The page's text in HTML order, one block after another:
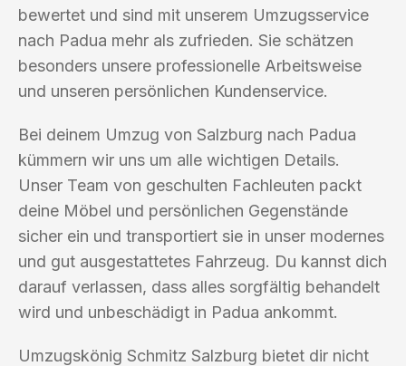
bewertet und sind mit unserem Umzugsservice
nach Padua mehr als zufrieden. Sie schätzen
besonders unsere professionelle Arbeitsweise
und unseren persönlichen Kundenservice.
Bei deinem Umzug von Salzburg nach Padua
kümmern wir uns um alle wichtigen Details.
Unser Team von geschulten Fachleuten packt
deine Möbel und persönlichen Gegenstände
sicher ein und transportiert sie in unser modernes
und gut ausgestattetes Fahrzeug. Du kannst dich
darauf verlassen, dass alles sorgfältig behandelt
wird und unbeschädigt in Padua ankommt.
Umzugskönig Schmitz Salzburg bietet dir nicht